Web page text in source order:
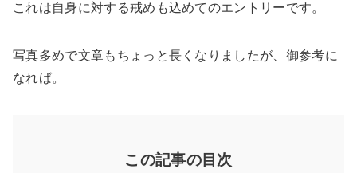
これは自身に対する戒めも込めてのエントリーです。
写真多めで文章もちょっと長くなりましたが、御参考に
なれば。
この記事の目次